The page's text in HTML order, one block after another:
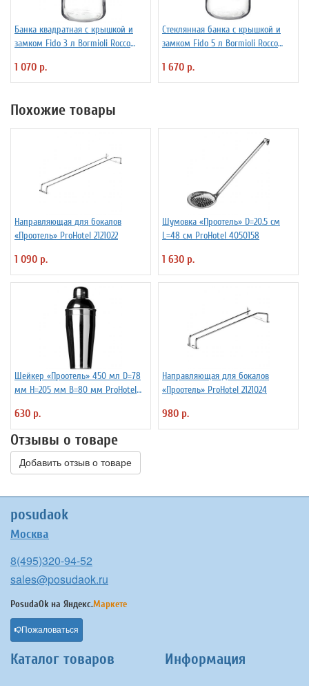
Банка квадратная с крышкой и
замком Fido 3 л Bormioli Rocco
1 070 р.
Стеклянная банка с крышкой и
замком Fido 5 л Bormioli Rocco
1 670 р.
Похожие товары
Направляющая для бокалов
«Проотель» ProHotel 2121022
1 090 р.
Шумовка «Проотель» D=20.5 см
L=48 см ProHotel 4050158
1 630 р.
Шейкер «Проотель» 450 мл D=78
мм H=205 мм B=80 мм ProHotel
630 р.
Направляющая для бокалов
«Проотель» ProHotel 2121024
980 р.
Отзывы о товаре
Добавить отзыв о товаре
posudaok
Москва
8(495)320-94-52
sales@posudaok.ru
PosudaOk на Яндекс.Маркете
Пожаловаться
Каталог товаров Информация